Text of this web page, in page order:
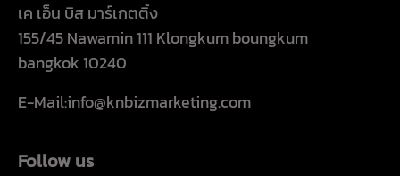
เค เอ็น บิส มาร์เกตติ้ง
155/45 Nawamin 111 Klongkum boungkum
bangkok 10240
E-Mail:info@knbizmarketing.com
Follow us